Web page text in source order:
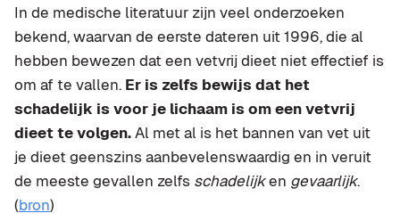
In de medische literatuur zijn veel onderzoeken
bekend, waarvan de eerste dateren uit 1996, die al
hebben bewezen dat een vetvrij dieet niet effectief is
om af te vallen. Er is zelfs bewijs dat het
schadelijk is voor je lichaam is om een vetvrij
dieet te volgen.Al met al is het bannen van vet uit
je dieet geenszins aanbevelenswaardig en in veruit
de meeste gevallen zelfs schadelijken gevaarlijk.
(bron)